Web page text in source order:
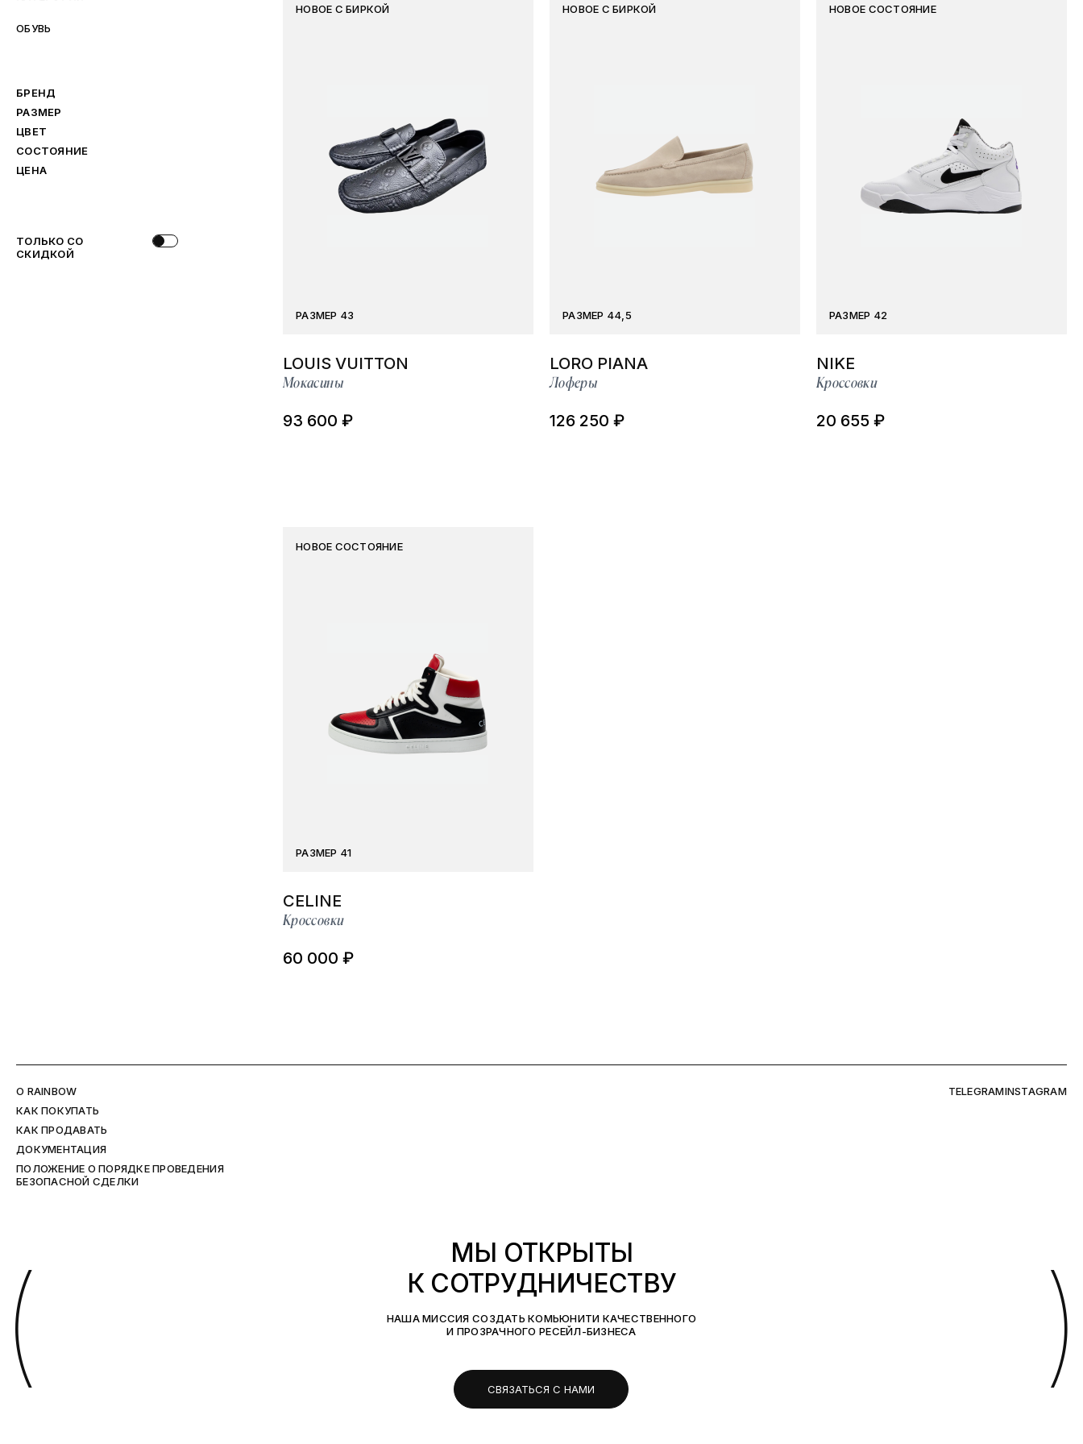
ОБУВЬ
БРЕНД
РАЗМЕР
ЦВЕТ
СОСТОЯНИЕ
ЦЕНА
ТОЛЬКО СО
СКИДКОЙ
НОВОЕ С БИРКОЙ
РАЗМЕР 43
LOUIS VUITTON
Мокасины
93 600 ₽
НОВОЕ С БИРКОЙ
РАЗМЕР 44,5
LORO PIANA
Лоферы
126 250 ₽
НОВОЕ СОСТОЯНИЕ
РАЗМЕР 42
NIKE
Кроссовки
20 655 ₽
НОВОЕ СОСТОЯНИЕ
РАЗМЕР 41
CELINE
Кроссовки
60 000 ₽
O RAINBOW
КАК ПОКУПАТЬ
КАК ПРОДАВАТЬ
ДОКУМЕНТАЦИЯ
ПОЛОЖЕНИЕ О ПОРЯДКЕ ПРОВЕДЕНИЯ
БЕЗОПАСНОЙ СДЕЛКИ
TELEGRAMINSTAGRAM
(
МЫ ОТКРЫТЫ
К СОТРУДНИЧЕСТВУ
НАША МИССИЯ СОЗДАТЬ КОМЬЮНИТИ КАЧЕСТВЕННОГО
И ПРОЗРАЧНОГО РЕСЕЙЛ-БИЗНЕСА
СВЯЗАТЬСЯ С НАМИ )